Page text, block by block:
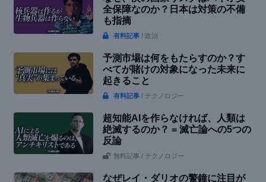
全保障なのか？日本は対策の不備
も指摘
有料記事 / 政治
予測市場は何をもたらすのか？す
べてが賭けの対象になった未来に
起きること
有料記事 / テクノロジー
超知能AIを作らなければ、人類は
絶滅するのか？ = 滅亡論への5つの
反論
無料記事 / テクノロジー
なぜレイ・ダリオの警鐘に注目が